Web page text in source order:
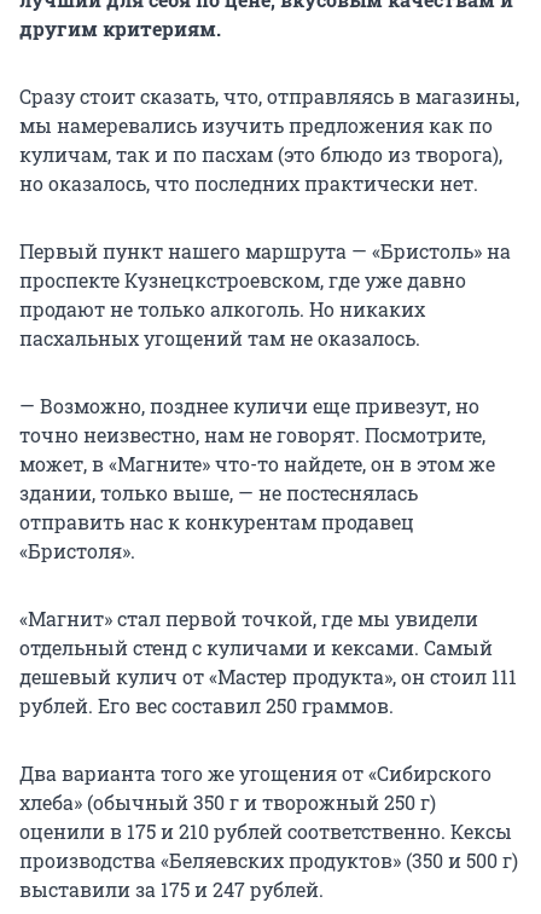
другим критериям.
Сразу стоит сказать, что, отправляясь в магазины,
мы намеревались изучить предложения как по
куличам, так и по пасхам (это блюдо из творога),
но оказалось, что последних практически нет.
Первый пункт нашего маршрута — «Бристоль» на
проспекте Кузнецкстроевском, где уже давно
продают не только алкоголь. Но никаких
пасхальных угощений там не оказалось.
— Возможно, позднее куличи еще привезут, но
точно неизвестно, нам не говорят. Посмотрите,
может, в «Магните» что-то найдете, он в этом же
здании, только выше, — не постеснялась
отправить нас к конкурентам продавец
«Бристоля».
«Магнит» стал первой точкой, где мы увидели
отдельный стенд с куличами и кексами. Самый
дешевый кулич от «Мастер продукта», он стоил 111
рублей. Его вес составил 250 граммов.
Два варианта того же угощения от «Сибирского
хлеба» (обычный 350 г и творожный 250 г)
оценили в 175 и 210 рублей соответственно. Кексы
производства «Беляевских продуктов» (350 и 500 г)
выставили за 175 и 247 рублей.